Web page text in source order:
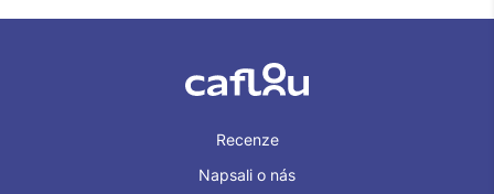
Recenze
Napsali o nás